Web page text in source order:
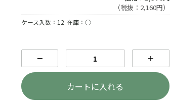
（税抜：2,160円）
ケース入数：12 在庫：○
－ ＋
カートに入れる